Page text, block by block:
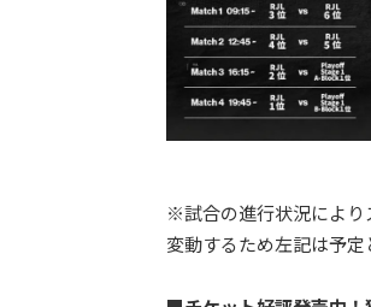
※試合の進行状況により
変動するため左記は予定